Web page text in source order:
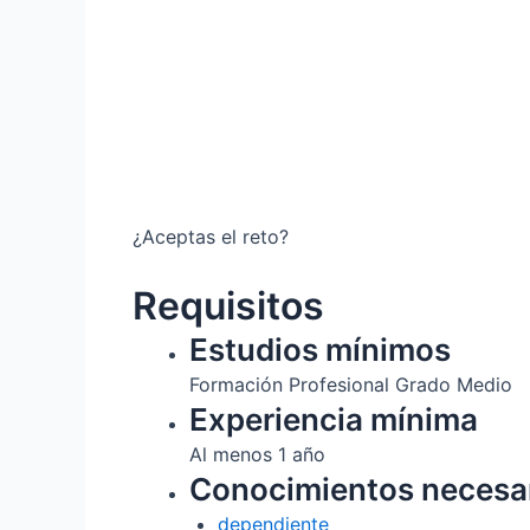
¿Aceptas el reto?
Requisitos
Estudios mínimos
Formación Profesional Grado Medio
Experiencia mínima
Al menos 1 año
Conocimientos
dependiente